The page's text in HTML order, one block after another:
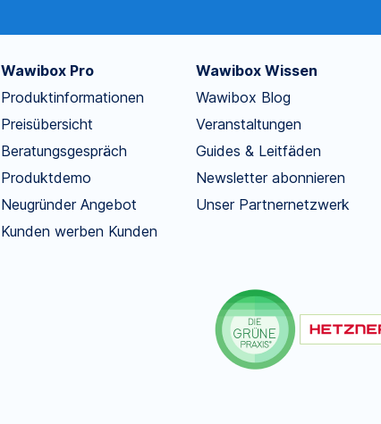
Wawibox Pro
Produktinformationen
Preisübersicht
Beratungsgespräch
Produktdemo
Neugründer Angebot
Kunden werben Kunden
Wawibox Wissen
Wawibox Blog
Veranstaltungen
Guides & Leitfäden
Newsletter abonnieren
Unser Partnernetzwerk